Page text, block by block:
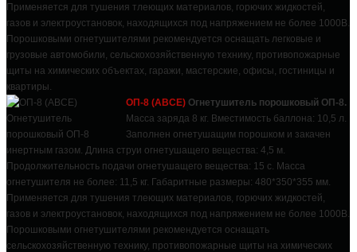
Применяется для тушения тлеющих материалов, горючих жидкостей,
газов и электроустановок, находящихся под напряжением не более 1000В.
Порошковыми огнетушителями рекомендуется оснащать легковые и
грузовые автомобили, сельскохозяйственную технику, противопожарные
щиты на химических объектах, гаражи, мастерские, офисы, гостиницы и
квартиры.
ОП-8 (АВСЕ) Огнетушитель порошковый ОП-8.
Масса заряда 8 кг. Вместимость баллона: 10,5 л.
Заполнен огнетушащим порошком и закачен
инертным газом. Длина струи огнетушащего вещества: 4,5 м.
Продолжительность подачи огнетушащего вещества: 15 с. Масса
огнетушителя не более: 11,5 кг. Габаритные размеры: 480*350*355 мм.
Применяется для тушения тлеющих материалов, горючих жидкостей,
газов и электроустановок, находящихся под напряжением не более 1000В.
Порошковыми огнетушителями рекомендуется оснащать
сельскохозяйственную технику, противопожарные щиты на химических